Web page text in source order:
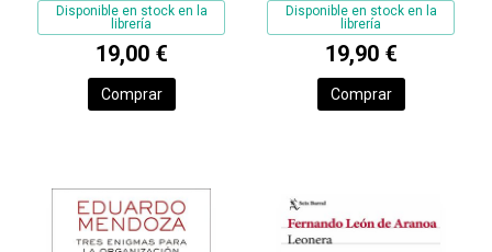
Disponible en stock en la
librería
19,00 €
Comprar
Disponible en stock en la
librería
19,90 €
Comprar